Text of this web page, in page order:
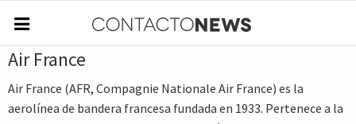
Air France
Air France (AFR, Compagnie Nationale Air France) es la
aerolínea de bandera francesa fundada en 1933. Pertenece a la